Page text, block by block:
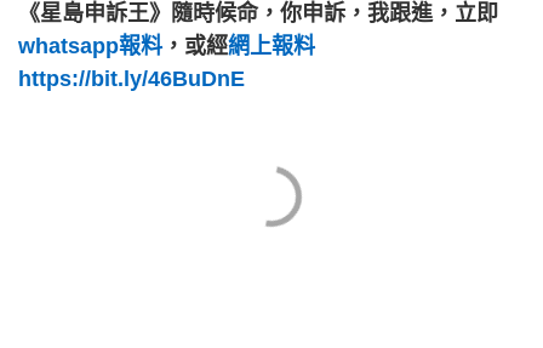
《星島申訴王》隨時候命，你申訴，我跟進，立即
whatsapp報料，或經網上報料
https://bit.ly/46BuDnE